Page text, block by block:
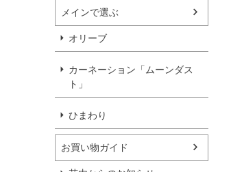
メインで選ぶ
オリーブ
カーネーション「ムーンダス
ト」
ひまわり
お買い物ガイド